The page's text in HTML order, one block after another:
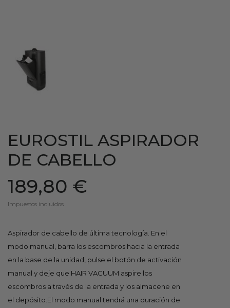
EUROSTIL ASPIRADOR
DE CABELLO
189,80 €
Impuestos incluidos
Aspirador de cabello de última tecnología. En el
modo manual, barra los escombros hacia la entrada
en la base de la unidad, pulse el botón de activación
manual y deje que HAIR VACUUM aspire los
escombros a través de la entrada y los almacene en
el depósito.El modo manual tendrá una duración de